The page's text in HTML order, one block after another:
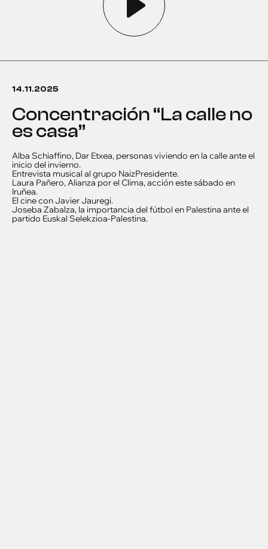
14.11.2025
Concentración “La calle no
es casa”
Alba Schiaffino, Dar Etxea, personas viviendo en la calle ante el
inicio del invierno.
Entrevista musical al grupo NaizPresidente.
Laura Pañero, Alianza por el Clima, acción este sábado en
Iruñea.
El cine con Javier Jauregi.
Joseba Zabalza, la importancia del fútbol en Palestina ante el
partido Euskal Selekzioa-Palestina.